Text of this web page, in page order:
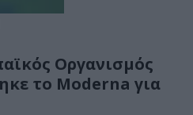
Οργανισμός
το Moderna για